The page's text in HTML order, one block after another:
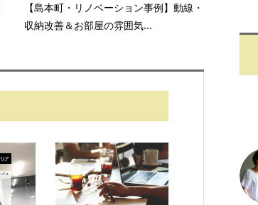
【島本町・リノベーション事例】動線・
収納改善＆お部屋の雰囲気...